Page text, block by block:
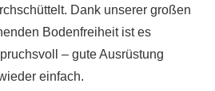
Dank unserer großen
Bodenfreiheit ist es
– gute Ausrüstung
einfach.